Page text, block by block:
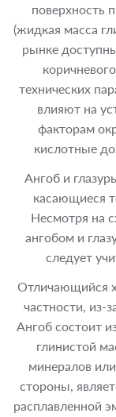
поверхность
(жидкая масса
рынке
технических
влияют на
факторам
кислотные
Ангоб и
касающиеся
Несмотря на
ангобом и
следует
Отличающийся
частности, из-
Ангоб состоит
глинистой
минералов
стороны,
расплавленной